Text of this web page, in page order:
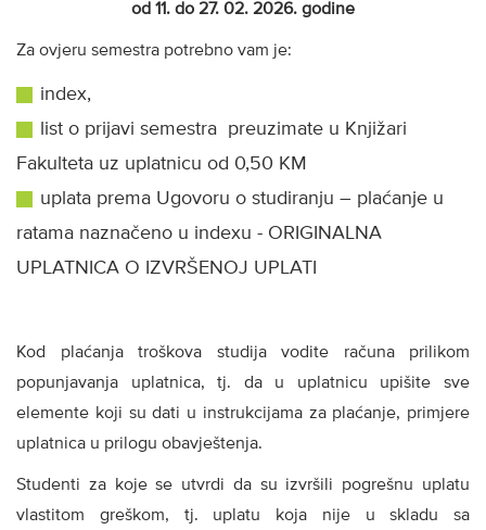
od 11. do 27. 02. 2026. godine
Za ovjeru semestra potrebno vam je:
index,
list o prijavi semestra preuzimate u Knjižari
Fakulteta uz uplatnicu od 0,50 KM
uplata prema Ugovoru o studiranju – plaćanje u
ratama naznačeno u indexu - ORIGINALNA
UPLATNICA O IZVRŠENOJ UPLATI
Kod plaćanja troškova studija vodite računa prilikom
popunjavanja uplatnica, tj. da u uplatnicu upišite sve
elemente koji su dati u instrukcijama za plaćanje, primjere
uplatnica u prilogu obavještenja.
Studenti za koje se utvrdi da su izvršili pogrešnu uplatu
vlastitom greškom, tj. uplatu koja nije u skladu sa